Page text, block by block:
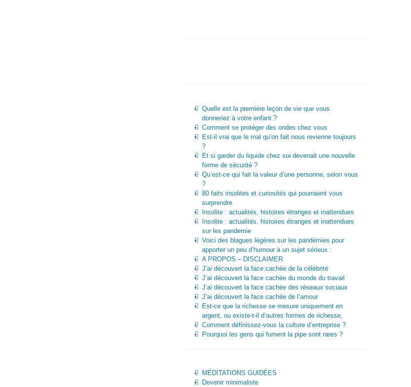
Quelle est la première leçon de vie que vous
donneriez à votre enfant ?
Comment se protéger des ondes chez vous
Est-il vrai que le mal qu’on fait nous revienne toujours
?
Et si garder du liquide chez soi devenait une nouvelle
forme de sécurité ?
Qu’est-ce qui fait la valeur d’une personne, selon vous
?
80 faits insolites et curiosités qui pourraient vous
surprendre
Insolite : actualités, histoires étranges et inattendues
Insolite : actualités, histoires étranges et inattendues
sur les pandemie
Voici des blagues légères sur les pandémies pour
apporter un peu d’humour à un sujet sérieux :
A PROPOS – DISCLAIMER
J’ai découvert la face cachée de la célébrité
J’ai découvert la face cachée du monde du travail
J’ai découvert la face cachée des réseaux sociaux
J’ai découvert la face cachée de l’amour
Est-ce que la richesse se mesure uniquement en
argent, ou existe-t-il d’autres formes de richesse,
Comment définissez-vous la culture d’entreprise ?
Pourquoi les gens qui fument la pipe sont rares ?
MÉDITATIONS GUIDÉES
Devenir minimaliste